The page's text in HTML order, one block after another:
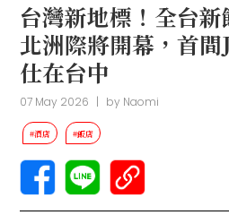
台灣新地標！全台
北洲際將開幕，首
仕在台中
07 May 2026 | by Naomi
#酒店 #飯店